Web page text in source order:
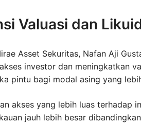
Valuasi dan
Asset Sekuritas, Nafan Aji
investor dan meningkatkan
pintu bagi modal asing yang
akses yang lebih luas terhadap
jauh lebih besar